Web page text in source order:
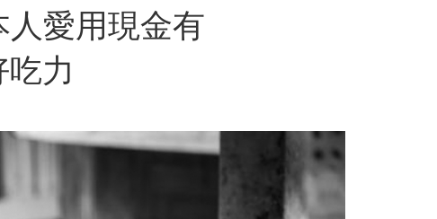
愛用現金有
力